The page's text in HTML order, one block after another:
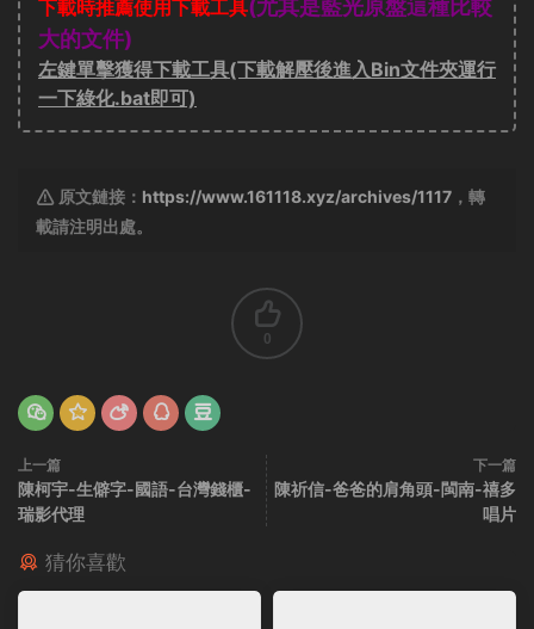
下載時推薦使用下載工具(尤其是藍光原盤這種比較
大的文件)
左鍵單擊獲得下載工具(下載解壓後進入Bin文件夾運行
一下綠化.bat即可)
原文鏈接： https://www.161118.xyz/archives/1117 ，轉
載請注明出處。
0
上一篇
陳柯宇-生僻字-國語-台灣錢櫃-
瑞影代理
下一篇
陳祈信-爸爸的肩角頭-閩南-禧多
唱片
猜你喜歡